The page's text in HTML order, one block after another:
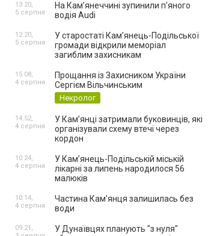
На Камʼянеччині зупинили п'яного
водія Audi
13:20,
5 серпня
У старостаті Кам’янець-Подільської
громади відкрили меморіал
загиблим захисникам
12:20,
5 серпня
Прощання із Захисником України
Сергієм Вільчинським
Некролог
15:08,
4 серпня
У Кам’янці затримали буковинців, які
організували схему втечі через
кордон
14:52,
4 серпня
У Кам’янець-Подільській міській
лікарні за липень народилося 56
малюків
10:24,
4 серпня
Частина Кам'янця залишилась без
води
10:14,
4 серпня
У Дунаївцях планують "з нуля"
09:21,